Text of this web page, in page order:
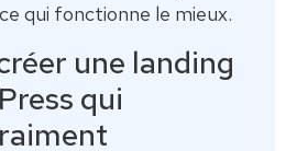
qui fonctionne le mieux.
une landing
qui